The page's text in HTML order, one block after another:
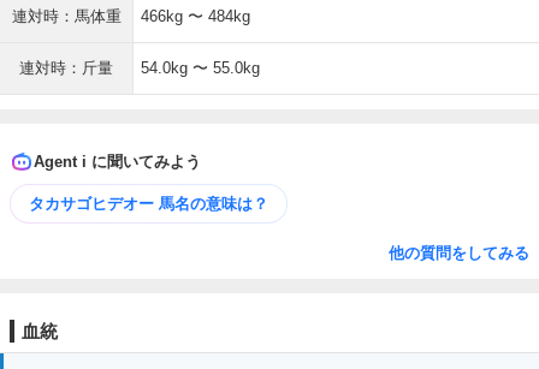
連対時：馬体重 466kg 〜 484kg
連対時：斤量 54.0kg 〜 55.0kg
Agent i に聞いてみよう
タカサゴヒデオー 馬名の意味は？
他の質問をしてみる
血統